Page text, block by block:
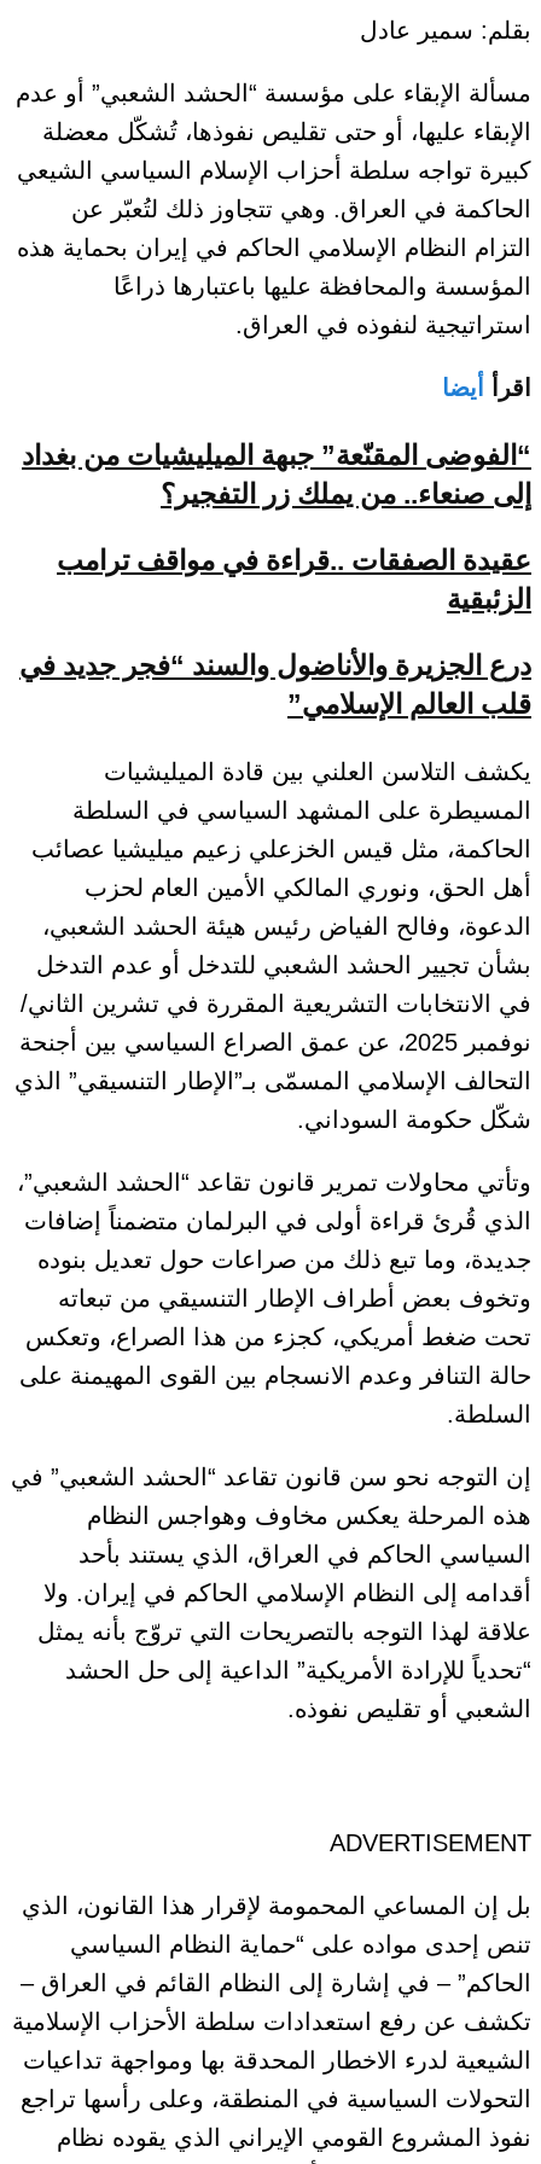
بقلم: سمير عادل
مسألة الإبقاء على مؤسسة “الحشد الشعبي” أو عدم
الإبقاء عليها، أو حتى تقليص نفوذها، تُشكّل معضلة
كبيرة تواجه سلطة أحزاب الإسلام السياسي الشيعي
الحاكمة في العراق. وهي تتجاوز ذلك لتُعبّر عن
التزام النظام الإسلامي الحاكم في إيران بحماية هذه
المؤسسة والمحافظة عليها باعتبارها ذراعًا
استراتيجية لنفوذه في العراق.
اقرأ أيضا
“الفوضى المقنّعة” جبهة الميليشيات من بغداد
إلى صنعاء.. من يملك زر التفجير؟
عقيدة الصفقات ..قراءة في مواقف ترامب
الزئبقية
درع الجزيرة والأناضول والسند “فجر جديد في
قلب العالم الإسلامي”
يكشف التلاسن العلني بين قادة الميليشيات
المسيطرة على المشهد السياسي في السلطة
الحاكمة، مثل قيس الخزعلي زعيم ميليشيا عصائب
أهل الحق، ونوري المالكي الأمين العام لحزب
الدعوة، وفالح الفياض رئيس هيئة الحشد الشعبي،
بشأن تجيير الحشد الشعبي للتدخل أو عدم التدخل
في الانتخابات التشريعية المقررة في تشرين الثاني/
نوفمبر 2025، عن عمق الصراع السياسي بين أجنحة
التحالف الإسلامي المسمّى بـ”الإطار التنسيقي” الذي
شكّل حكومة السوداني.
وتأتي محاولات تمرير قانون تقاعد “الحشد الشعبي”،
الذي قُرئ قراءة أولى في البرلمان متضمناً إضافات
جديدة، وما تبع ذلك من صراعات حول تعديل بنوده
وتخوف بعض أطراف الإطار التنسيقي من تبعاته
تحت ضغط أمريكي، كجزء من هذا الصراع، وتعكس
حالة التنافر وعدم الانسجام بين القوى المهيمنة على
السلطة.
إن التوجه نحو سن قانون تقاعد “الحشد الشعبي” في
هذه المرحلة يعكس مخاوف وهواجس النظام
السياسي الحاكم في العراق، الذي يستند بأحد
أقدامه إلى النظام الإسلامي الحاكم في إيران. ولا
علاقة لهذا التوجه بالتصريحات التي تروّج بأنه يمثل
“تحدياً للإرادة الأمريكية” الداعية إلى حل الحشد
الشعبي أو تقليص نفوذه.
ADVERTISEMENT
بل إن المساعي المحمومة لإقرار هذا القانون، الذي
تنص إحدى مواده على “حماية النظام السياسي
الحاكم” – في إشارة إلى النظام القائم في العراق –
تكشف عن رفع استعدادات سلطة الأحزاب الإسلامية
الشيعية لدرء الاخطار المحدقة بها ومواجهة تداعيات
التحولات السياسية في المنطقة، وعلى رأسها تراجع
نفوذ المشروع القومي الإيراني الذي يقوده نظام